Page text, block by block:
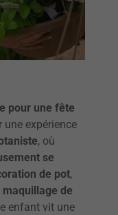
pour une fête
une expérience
, où
se
de pot,
maquillage de
enfant vit une